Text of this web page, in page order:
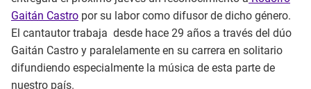
Gaitán Castro por su labor como difusor de dicho género.
El cantautor trabaja desde hace 29 años a través del dúo
Gaitán Castro y paralelamente en su carrera en solitario
difundiendo especialmente la música de esta parte de
nuestro país.